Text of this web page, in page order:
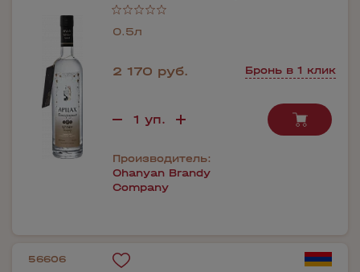
0.5л
2 170 руб. Бронь в 1 клик
Производитель:
Ohanyan Brandy
Company
56606